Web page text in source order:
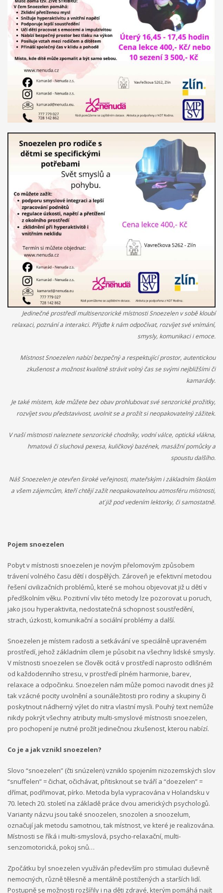
návrh na projekt pro činnost v organizaci.Aktivity projektu jsou
sloučené s celkovou činností organizací. Dobrovolníci budou
začleněni do celého pracovního běhu organizace a budou
pracovat v miniškolce, v rámci odpoledních aktivit pro mládež a
budou se rovněž podílet na přípravě a nabídce svých vlastních
aktivit. Budou svou činností propagovat EDS a program
Erasmus+.Mezi hlavní aktivity bude patřit seznámení místní
komunity i dobrovolníka s novou kulturou. Předpokládané
výstupy a dopady projektu jsou:
Dobrovolníci získají nové
zkušenosti a dovednosti, sociální návyky ( dennodenní
docházení do práce), nové kontakty, poznatky z nové kultury.
projektech v organizace i při návratu do své zemi. Svými
zkušenostmi budou ve své zemi motivovat další mladé lidi k
účasti na EDS, mohou ve své zemi předávat informace o jiných
Organizace rozšíří nabídku aktivit a zvýší svou
návštěvnost, rovněž pro pracovníky organizace má velká
význam každodenní komunikace a kontakt s lidi z jiné kultury.
Ministerstvo práce a sociálních věcí ve spolupráci s
občanským sdružením Kamarád Nenuda realizují v
letošním roce projekty Bezpečné hnízdo
napomáhá zdravému vývoji dítěte, přes zkvalitnění vztahů
v rodině a prostřednictvím rodinného zážitkového odpoledne
až ke komplexnímu poradenství, které je pro rodiny k dispozici
po celou dobu projektu.V projektu je využívána inovativní
metoda Snozelen v multisenzorické místnosti.
Im in Projekt pomáhá ukázat mladým
komunitě. Projekt je určen pro 30 účastníků ve věku 18 až 30 let,
kteří jsou znevýhodněného i běžného prostředí.Na začátku se
bude jejich úkolem najít a definovat lokální problém a pracovat
na něm v průběhu projektu. Účastníci budou mít možnost podělit
se o své zkušenosti, jak s ostatními účastníky, tak s osobami s
víkendu a třikrát v odpoledních hodinách. Projekt bude uzavřen
konferencí s ostatními účastníky, obdobrníky a lidmi z místní
politické úrovně (město Zlín).
Projekt Everybody is unique se zaměřuje na rozpoznání
rozvoji. Reaguje na nárůst počtu nezaměstnaných mladých lidí,
kteří neví, co chtějí - jaká oblast je zajímá, co umí apod. V rámci
projektu je realizován školící kurz pro pracovníky s mládeží z
partnerských zemí: Řecko, Kypr, Itálie, Litva a hostitelská země
ČR. Kurz proběhne v listopadu 2016 ve Zlíně v ČR, v organizaci
RC Kamarád-Nenuda. Pracovníci se budou rozvíjet v oblastech:
koučing, motivace a aktivizace, individuální rozvoj jedince.
Výstupem projektu je metodika.
Evropská
dobrovolnická služba – Discover your possibilities with
Kamarád – Nenuda Projekt vznikl po zkušenosti z
předchozích projektů EDS. Cílem je umožnit
dobrovolníkům působit v organizaci, aby mohli
organizace. Organizace předá dobrovolníkům nové
zkušenosti a dovednosti.
Organizace sama rozšíří tak svou
činnost o další aktivity. Působením dobrovolníků v organizace
má za cíl pro komunitu rozšíření nabídky činností organizace,
seznámení s novou kulturou a komunikace s rodilými mluvčími.
V rámci programu budou v organizaci vždy působit 2 zahraniční
dobrovolníci. Základním předpokladem pro přijetí zahraničního
dobrovolníka je jeho velká motivace a jeho návrh na projekt
pro činnost v organizaci.
celého pracovního běhu organizace a budou pracovat v
miniškolce, v rámci odpoledních aktivit pro mládež a budou se
rovněž podílet na přípravě a nabídce svých vlastních aktivit.
Jedinečné prostředí multisenzorické místnosti Snoezelen v sobě kloubí
relaxaci, poznání a interakci. Přijďte k nám odpočívat, rozvíjet své vnímání,
smysly, komunikaci i emoce.
Místnost Snoezelen nabízí bezpečný a respektující prostor, autentickou
zkušenost a možnost kvalitně strávit volný čas se svými nejbližšími či
kamarády.
Je také místem, kde můžete bez obav prohlubovat své senzorické prožitky,
rozvíjet svou představivost, uvolnit se a prožít si neopakovatelný zážitek.
V naší místnosti naleznete senzorické chodníky, vodní válce, optická vlákna,
hmatová či sluchová pexesa, kuličkový bazének, masážní pomůcky a
spoustu dalšího.
Náš Snoezelen je otevřen široké veřejnosti, mateřským i základním školám
a všem zájemcům, kteří chtějí zažít neopakovatelnou atmosféru místnosti,
ať již pod vedením lektorky, či samostatně.
Pojem snoezelen
Pobyt v místnosti snoezelen je novým přelomovým způsobem
trávení volného času dětí i dospělých. Zároveň je efektivní metodou
řešení civilizačních problémů, které se mohou objevovat již u dětí v
předškolním věku. Pozitivní vliv této metody lze pozorovat u poruch,
jako jsou hyperaktivita, nedostatečná schopnost soustředění,
strach, úzkosti, komunikační a sociální problémy a další.
Snoezelen je místem radosti a setkávání ve speciálně upraveném
prostředí, jehož základním cílem je působit na všechny lidské smysly.
V místnosti snoezelen se člověk ocitá v prostředí naprosto odlišném
od každodenního stresu, v prostředí plném harmonie, barev,
relaxace a odpočinku. Snoezelen nám může pomoci navodit dnes již
tak vzácné pocity uvolnění a sounáležitosti pro rodiny a skupiny či
poskytnout nádherný výlet do nitra vlastní mysli. Pouhý text nemůže
nikdy pokrýt všechny atributy multi-smyslové místnosti snoezelen,
pro pochopení je nutné prožít jedinečnou zkušenost, kterou nabízí.
Co je a jak vznikl snoezelen?
Slovo “snoezelen” (čti snúzelen) vzniklo spojením nizozemských slov
“snuffelen” = čichat, očichávat, přitisknout se tváří a “doezelen” =
dřímat, podřimovat, pírko. Metoda byla vypracována v Holandsku v
70. letech 20. století na základě práce dvou amerických psychologů.
Varianty názvu jsou také snoozelen, snozolen a snoozelum,
označují jak metodu samotnou, tak místnost, ve které je realizována.
Místnosti se říká i multi-smyslová, psycho-relaxační, multi-
senzomotorická, pokoj snů…
Zpočátku byl snoezelen využíván především pro stimulaci duševně
nemocných, různě tělesně a mentálně postižených a starších lidí.
Postupně se možnosti rozšířily i na děti zdravé, kterým pomáhá najít